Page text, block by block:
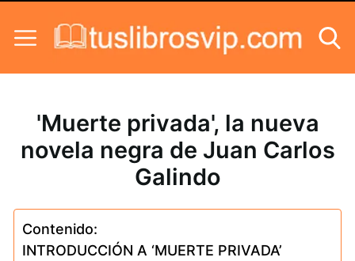
'Muerte privada', la nueva
novela negra de Juan Carlos
Galindo
Contenido:
INTRODUCCIÓN A ‘MUERTE PRIVADA’